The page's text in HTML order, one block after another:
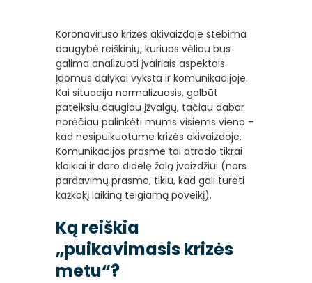
Koronaviruso krizės akivaizdoje stebima
daugybė reiškinių, kuriuos vėliau bus
galima analizuoti įvairiais aspektais.
Įdomūs dalykai vyksta ir komunikacijoje.
Kai situacija normalizuosis, galbūt
pateiksiu daugiau įžvalgų, tačiau dabar
norėčiau palinkėti mums visiems vieno –
kad nesipuikuotume krizės akivaizdoje.
Komunikacijos prasme tai atrodo tikrai
klaikiai ir daro didelę žalą įvaizdžiui (nors
pardavimų prasme, tikiu, kad gali turėti
kažkokį laikiną teigiamą poveikį).
Ką reiškia
„puikavimasis krizės
metu“?